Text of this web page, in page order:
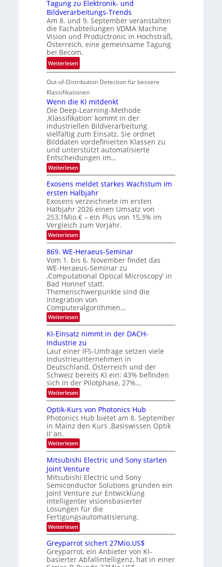
l
i
c
h
k
e
i
t
e
d
e
r
i
n
V
I
S
I
O
N
T
e
c
h
T
a
l
k
s
u
i
d
e
d
T
o
u
r
a
u
d
e
r
V
I
S
I
O
N
2
0
2
6
Tagung zu Elektronik- und
Bildverarbeitungs-Trends
Am 8. und 9. September veranstalten
die Fachabteilungen VDMA Machine
Vision und Productronic in Hochstraß,
Österreich, eine gemeinsame Tagung
bei Becom.
Weiterlesen:
T
a
g
u
n
g
z
u
E
l
e
k
t
r
o
n
i
k
-
u
n
d
B
i
l
d
v
e
r
a
r
b
e
i
t
u
n
g
s
-
T
r
e
n
d
s
Out-of-Distribution Detection für bessere
Klassifikationen
Wenn die KI mitdenkt
Die Deep-Learning-Methode
‚Klassifikation‘ kommt in der
industriellen Bildverarbeitung
vielfältig zum Einsatz. Sie ordnet
Bilddaten vordefinierten Klassen zu
und unterstützt automatisierte
Entscheidungen im…
Weiterlesen:
W
n
n
d
i
e
K
I
m
i
t
d
e
n
k
t
Exosens meldet starkes Wachstum im
ersten Halbjahr
Exosens verzeichnete im ersten
Halbjahr 2026 einen Umsatz von
253,1Mio.€ – ein Plus von 15,3% im
Vergleich zum Vorjahr.
Weiterlesen:
E
x
o
s
e
n
s
m
e
l
d
e
t
s
t
a
r
k
e
s
W
a
c
h
s
t
u
m
m
e
r
s
t
e
n
H
a
l
b
j
a
h
869. WE-Heraeus-Seminar
Vom 1. bis 6. November findet das
WE-Heraeus-Seminar zu
‚Computational Optical Microscopy‘ in
Bad Honnef statt.
Themenschwerpunkte sind die
Integration von
Computeralgorithmen…
Weiterlesen:
8
9
.
W
E
-
H
e
r
a
e
u
s
-
S
m
i
a
r
KI-Einsatz nimmt in der DACH-
Industrie zu
Laut einer IFS-Umfrage setzen viele
Industrieunternehmen in
Deutschland, Österreich und der
Schweiz bereits KI ein: 43% befinden
sich in der Pilotphase, 27%…
Weiterlesen:
K
-
E
i
s
a
z
n
i
m
m
t
i
n
d
e
r
A
C
H
-
Optik-Kurs von Photonics Hub
Photonics Hub bietet am 8. September
in Mainz den Kurs ‚Basiswissen Optik
II‘ an.
Weiterlesen:
O
p
t
i
k
-
K
u
r
s
v
o
n
P
h
o
t
Mitsubishi Electric und Sony starten
Joint Venture
Mitsubishi Electric und Sony
Semiconductor Solutions gründen ein
Joint Venture zur Entwicklung
intelligenter visionsbasierter
Lösungen für die
Fertigungsautomatisierung.
Weiterlesen:
M
t
s
u
Greyparrot sichert 27Mio.US$
Greyparrot, ein Anbieter von KI-
basierter Abfallintelligenz, hat in einer